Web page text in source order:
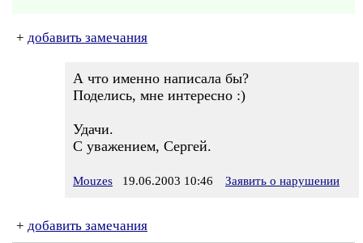
+ добавить замечания
А что именно написала бы?
Поделись, мне интересно :)
Удачи.
С уважением, Сергей.
Mouzes 19.06.2003 10:46 Заявить о нарушении
+ добавить замечания